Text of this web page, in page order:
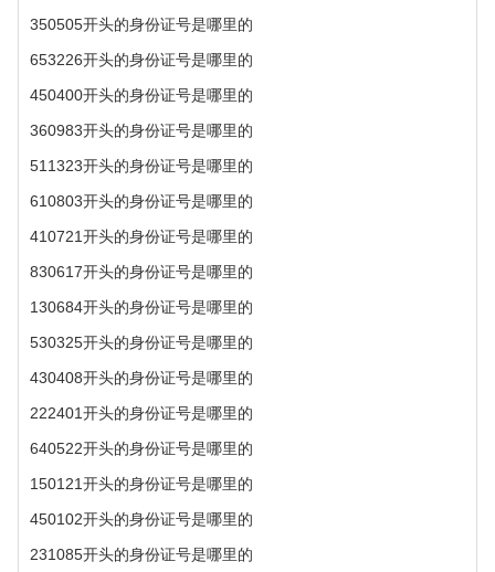
350505开头的身份证号是哪里的
653226开头的身份证号是哪里的
450400开头的身份证号是哪里的
360983开头的身份证号是哪里的
511323开头的身份证号是哪里的
610803开头的身份证号是哪里的
410721开头的身份证号是哪里的
830617开头的身份证号是哪里的
130684开头的身份证号是哪里的
530325开头的身份证号是哪里的
430408开头的身份证号是哪里的
222401开头的身份证号是哪里的
640522开头的身份证号是哪里的
150121开头的身份证号是哪里的
450102开头的身份证号是哪里的
231085开头的身份证号是哪里的